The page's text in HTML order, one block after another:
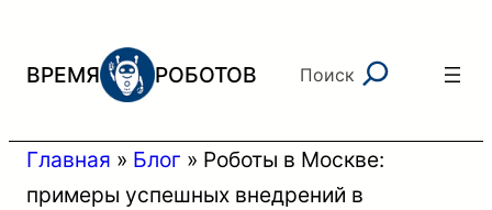
содержимому
ВРЕМЯ РОБОТОВ Поиск Поиск
Главная » Блог » Роботы в Москве:
примеры успешных внедрений в